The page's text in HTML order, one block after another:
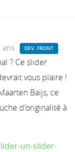
ans DEV. FRONT
? Ce slider
vous plaire !
Baijs, ce
d'originalité à
un-slider-